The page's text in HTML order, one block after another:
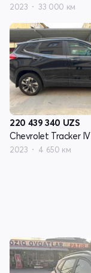
2023 33 000 км
220 439 340 UZS
2023 4 650 км